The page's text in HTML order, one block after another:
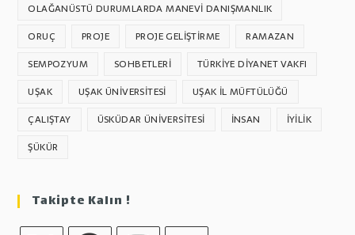
OLAĞANÜSTÜ DURUMLARDA MANEVI DANIŞMANLIK
ORUÇ
PROJE PROJE GELIŞTIRME
RAMAZAN
SEMPOZYUM
SOHBETLERI
TÜRKIYE DIYANET VAKFI
UŞAK
UŞAK ÜNIVERSITESI
UŞAK İL MÜFTÜLÜĞÜ
ÇALIŞTAY
ÜSKÜDAR ÜNIVERSITESI İNSAN
İYILIK
ŞÜKÜR
Takipte Kalın !